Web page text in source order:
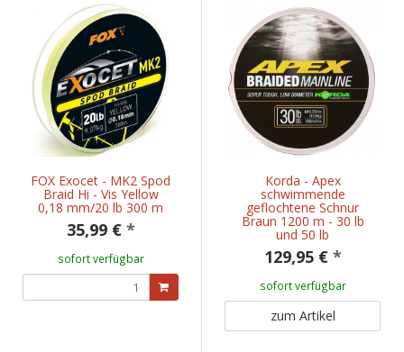
FOX Exocet - MK2 Spod
Braid Hi - Vis Yellow
0,18 mm/20 lb 300 m
35,99 € *
sofort verfügbar
Korda - Apex
schwimmende
geflochtene Schnur
Braun 1200 m - 30 lb
und 50 lb
129,95 € *
sofort verfügbar
zum Artikel